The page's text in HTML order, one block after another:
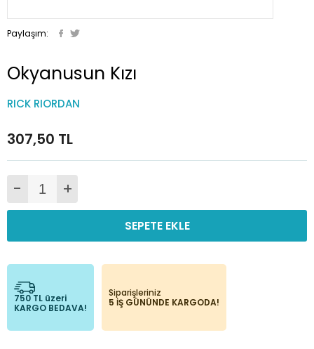
Paylaşım:
Okyanusun Kızı
RICK RIORDAN
307,50 TL
- +
SEPETE EKLE
750 TL üzeri
KARGO BEDAVA!
Siparişleriniz
5 İŞ GÜNÜNDE KARGODA!